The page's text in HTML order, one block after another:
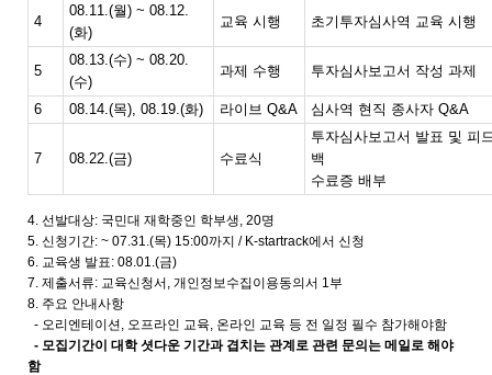
4
08.11.(월) ~ 08.12.
(화)
교육 시행 초기투자심사역 교육 시행
5
08.13.(수) ~ 08.20.
(수)
과제 수행 투자심사보고서 작성 과제
6 08.14.(목), 08.19.(화) 라이브 Q&A 심사역 현직 종사자 Q&A
7 08.22.(금) 수료식
투자심사보고서 발표 및 피
백
수료증 배부
4. 선발대상: 국민대 재학중인 학부생, 20명
5. 신청기간: ~ 07.31.(목) 15:00까지 / K-startrack에서 신청
6. 교육생 발표: 08.01.(금)
7. 제출서류: 교육신청서, 개인정보수집이용동의서 1부
8. 주요 안내사항
- 오리엔테이션, 오프라인 교육, 온라인 교육 등 전 일정 필수 참가해야함
- 모집기간이 대학 셧다운 기간과 겹치는 관계로 관련 문의는 메일로 해야
함